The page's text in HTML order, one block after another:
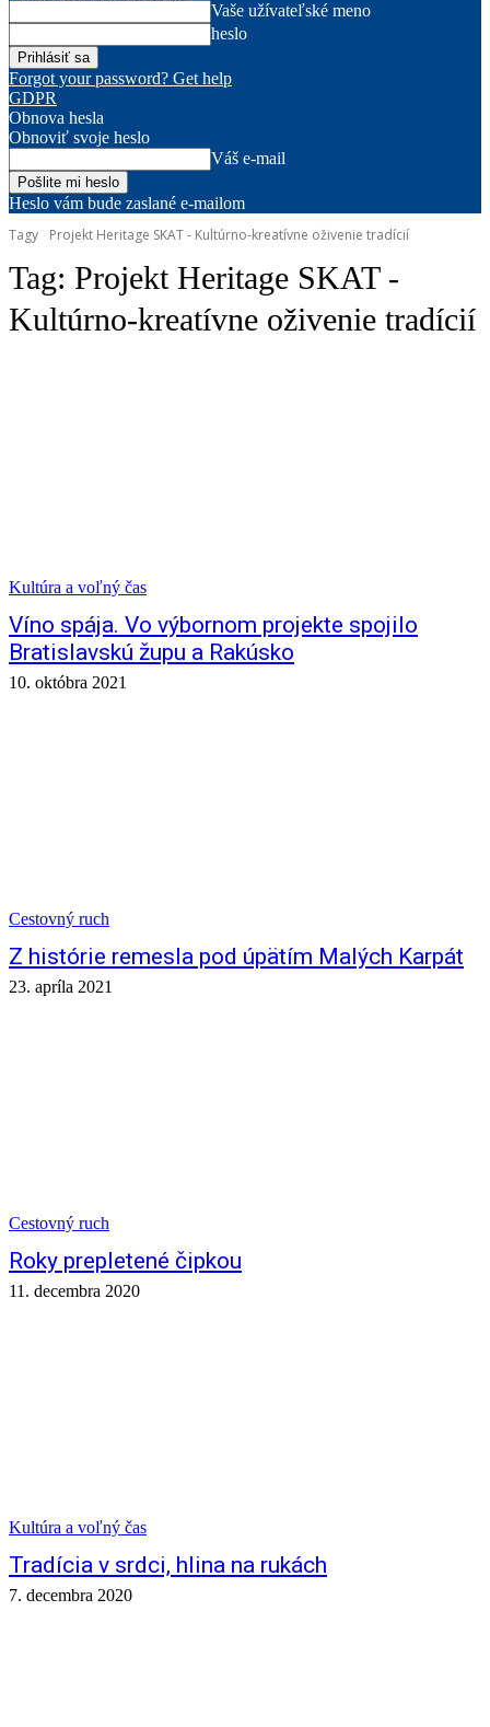
Vaše užívateľské meno
heslo
Forgot your password? Get help
GDPR
Obnova hesla
Obnoviť svoje heslo
Váš e-mail
Heslo vám bude zaslané e-mailom
Tagy
Projekt Heritage SKAT - Kultúrno-kreatívne oživenie tradícií
Tag: Projekt Heritage SKAT -
Kultúrno-kreatívne oživenie tradícií
Kultúra a voľný čas
Víno spája. Vo výbornom projekte spojilo
Bratislavskú župu a Rakúsko
10. októbra 2021
Cestovný ruch
Z histórie remesla pod úpätím Malých Karpát
23. apríla 2021
Cestovný ruch
Roky prepletené čipkou
11. decembra 2020
Kultúra a voľný čas
Tradícia v srdci, hlina na rukách
7. decembra 2020